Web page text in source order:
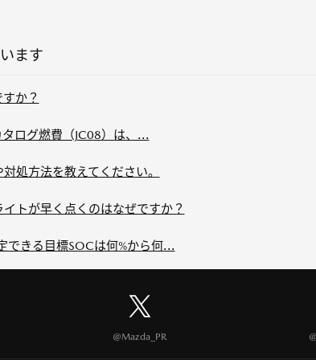
ます
か？
ログ燃費（JC08）は、...
処方法を教えてください。
トが早く点くのはなぜですか？
できる目標SOCは何%から何...
@Mazda_PR